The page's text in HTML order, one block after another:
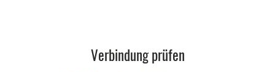
Verbindung prüfen